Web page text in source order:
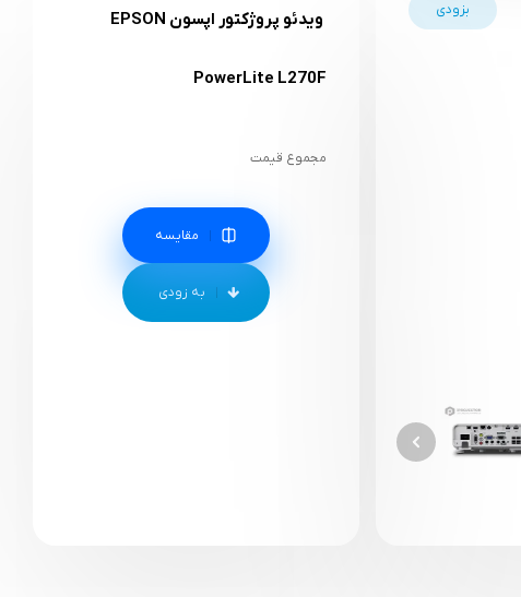
بزودی ویدئو پروژکتور اپسون EPSON
PowerLite L270F
مجموع قیمت
مقایسه